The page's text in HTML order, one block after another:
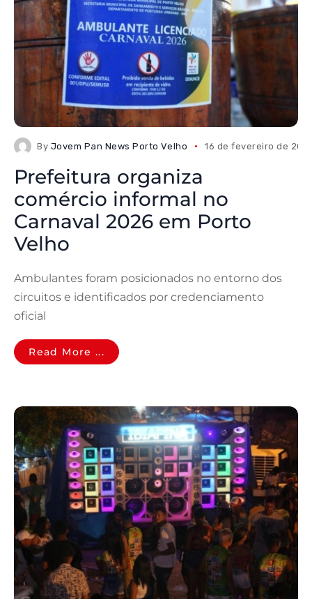
By Jovem Pan News Porto Velho 16 de fevereiro de
Prefeitura organiza
comércio informal no
Carnaval 2026 em Porto
Velho
Ambulantes foram posicionados no entorno dos
circuitos e identificados por credenciamento
oficial
Read More ...